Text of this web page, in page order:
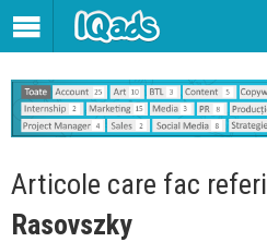
Articole care fac
Rasovszky